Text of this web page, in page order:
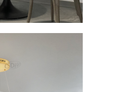
이코 라이프 하